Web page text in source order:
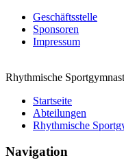
Geschäftsstelle
Sponsoren
Impressum
Rhythmische
Startseite
Abteilungen
Rhythmische
Navigation